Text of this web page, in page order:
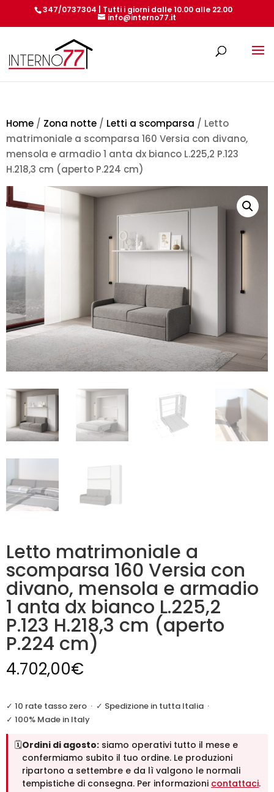
347/0737304 | Tutti i giorni dalle 10.00 alle 22.00
info@interno77.it
Home / Zona notte / Letti a scomparsa / Letto
matrimoniale a scomparsa 160 Versia con divano,
mensola e armadio 1 anta dx bianco L.225,2 P.123
H.218,3 cm (aperto P.224 cm)
Letto matrimoniale a
scomparsa 160 Versia con
divano, mensola e armadio
1 anta dx bianco L.225,2
P.123 H.218,3 cm (aperto
P.224 cm)
4.702,00€
✓ 10 rate tasso zero · ✓ Spedizione in tutta Italia ·
✓ 100% Made in Italy
🗓️Ordini di agosto: siamo operativi tutto il mese e
confermiamo subito il tuo ordine. Le produzioni
ripartono a settembre e da lì valgono le normali
tempistiche di consegna. Per informazioni contattaci.